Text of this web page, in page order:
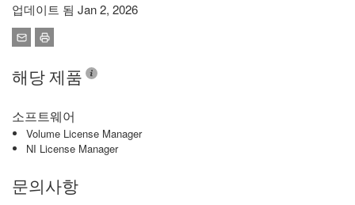
업데이트 됨 Jan 2, 2026
해당 제품
소프트웨어
Volume License Manager
NI License Manager
문의사항